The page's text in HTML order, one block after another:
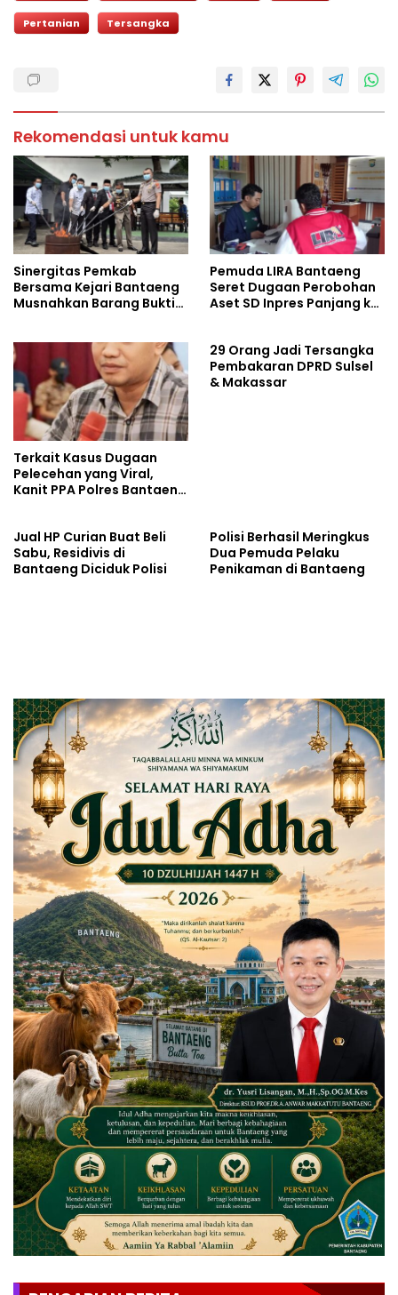
Pertanian Tersangka
Rekomendasi untuk kamu
Sinergitas Pemkab
Bersama Kejari Bantaeng
Musnahkan Barang Bukti
Pemuda LIRA Bantaeng
Seret Dugaan Perobohan
Aset SD Inpres Panjang ke
Terkait Kasus Dugaan
Pelecehan yang Viral,
Kanit PPA Polres Bantaeng
Terkecuali
29 Orang Jadi Tersangka
Pembakaran DPRD Sulsel
& Makassar
Jual HP Curian Buat Beli
Sabu, Residivis di
Bantaeng Diciduk Polisi
Polisi Berhasil Meringkus
Dua Pemuda Pelaku
Penikaman di Bantaeng